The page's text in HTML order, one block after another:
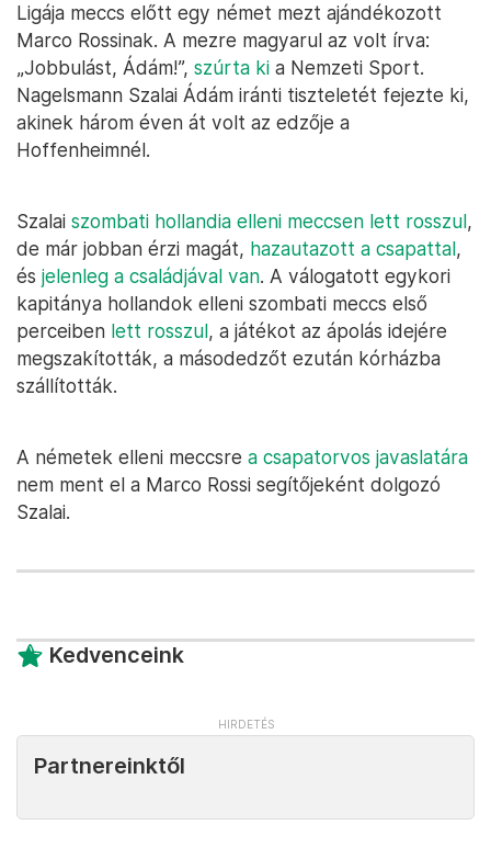
Ligája meccs előtt egy német mezt ajándékozott
Marco Rossinak. A mezre magyarul az volt írva:
„Jobbulást, Ádám!”, szúrta ki a Nemzeti Sport.
Nagelsmann Szalai Ádám iránti tiszteletét fejezte ki,
akinek három éven át volt az edzője a
Hoffenheimnél.
Szalai szombati hollandia elleni meccsen lett rosszul,
de már jobban érzi magát, hazautazott a csapattal,
és jelenleg a családjával van. A válogatott egykori
kapitánya hollandok elleni szombati meccs első
perceiben lett rosszul, a játékot az ápolás idejére
megszakították, a másodedzőt ezután kórházba
szállították.
A németek elleni meccsre a csapatorvos javaslatára
nem ment el a Marco Rossi segítőjeként dolgozó
Szalai.
Kedvenceink
Partnereinktől